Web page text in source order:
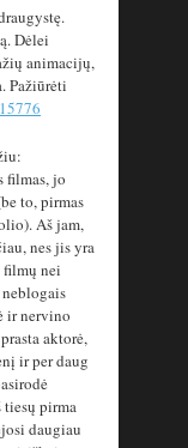
Dėlei
animacijų,
Pažiūrėti
filmas, jo
to, pirmas
Aš jam,
nes jis yra
filmų nei
ir nervino
aktorė,
ir per daug
pirma
daugiau